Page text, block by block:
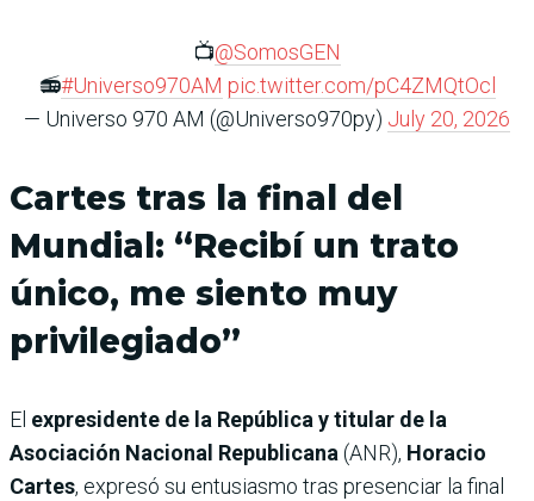
📺@SomosGEN
📻#Universo970AM pic.twitter.com/pC4ZMQtOcl
— Universo 970 AM (@Universo970py) July 20, 2026
Cartes tras la final del
Mundial: “Recibí un trato
único, me siento muy
privilegiado”
El expresidente de la República y titular de la
Asociación Nacional Republicana(ANR), Horacio
Cartes, expresó su entusiasmo tras presenciar la final